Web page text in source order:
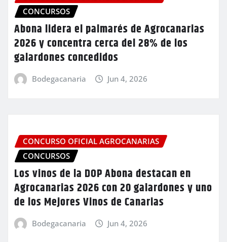
CONCURSOS
Abona lidera el palmarés de Agrocanarias
2026 y concentra cerca del 28% de los
galardones concedidos
Bodegacanaria Jun 4, 2026
CONCURSO OFICIAL AGROCANARIAS
CONCURSOS
Los vinos de la DOP Abona destacan en
Agrocanarias 2026 con 20 galardones y uno
de los Mejores Vinos de Canarias
Bodegacanaria Jun 4, 2026